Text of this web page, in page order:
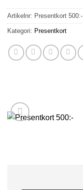
Artikelnr: Presentkort 500:-
Kategori: Presentkort